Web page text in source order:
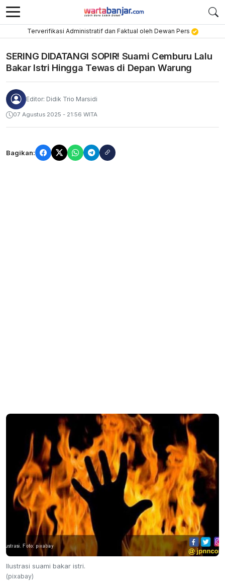
Terverifikasi Administratif dan Faktual oleh Dewan Pers
SERING DIDATANGI SOPIR! Suami Cemburu Lalu
Bakar Istri Hingga Tewas di Depan Warung
Editor: Didik Trio Marsidi
07 Agustus 2025 - 21:56 WITA
Bagikan:
Ilustrasi suami bakar istri.
(pixabay)